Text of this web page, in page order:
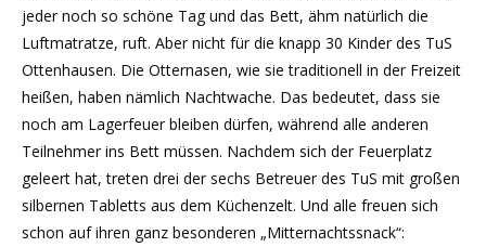
jeder noch so schöne Tag und das Bett, ähm natürlich die
Luftmatratze, ruft. Aber nicht für die knapp 30 Kinder des TuS
Ottenhausen. Die Otternasen, wie sie traditionell in der Freizeit
heißen, haben nämlich Nachtwache. Das bedeutet, dass sie
noch am Lagerfeuer bleiben dürfen, während alle anderen
Teilnehmer ins Bett müssen. Nachdem sich der Feuerplatz
geleert hat, treten drei der sechs Betreuer des TuS mit großen
silbernen Tabletts aus dem Küchenzelt. Und alle freuen sich
schon auf ihren ganz besonderen „Mitternachtssnack“: